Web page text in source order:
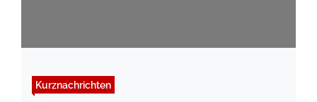
Kurznachrichten